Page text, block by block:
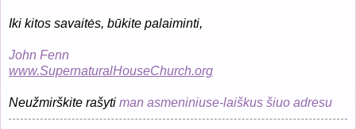
Iki kitos savaitės, būkite palaiminti,
John Fenn
www.SupernaturalHouseChurch.org
Neužmirškite rašyti man asmeniniuse-laiškus šiuo adresu